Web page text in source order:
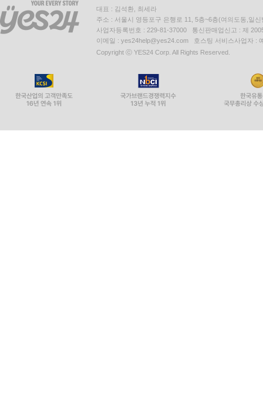
대표 : 김석환, 최세라
주소 : 서울시 영등포구 은행로 11, 5층~6층(여의도동,일신
사업자등록번호 : 229-81-37000 통신판매업신고 : 제
이메일 : yes24help@yes24.com 호스팅 서비스사업자 :
Copyright ⓒ YES24 Corp. All Rights Reserved.